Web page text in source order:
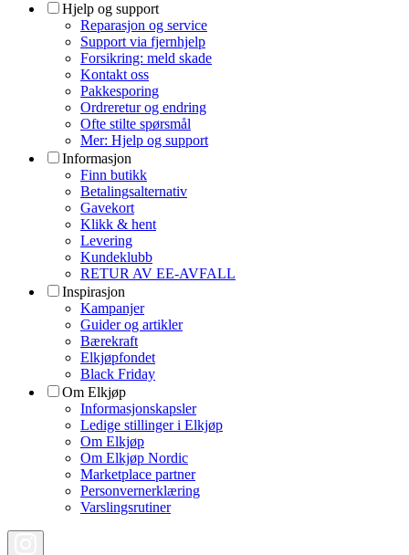
Hjelp og support
Reparasjon og service
Support via fjernhjelp
Forsikring: meld skade
Kontakt oss
Pakkesporing
Ordreretur og endring
Ofte stilte spørsmål
Mer: Hjelp og support
Informasjon
Finn butikk
Betalingsalternativ
Gavekort
Klikk & hent
Levering
Kundeklubb
RETUR AV EE-AVFALL
Inspirasjon
Kampanjer
Guider og artikler
Bærekraft
Elkjøpfondet
Black Friday
Om Elkjøp
Informasjonskapsler
Ledige stillinger i Elkjøp
Om Elkjøp
Om Elkjøp Nordic
Marketplace partner
Personvernerklæring
Varslingsrutiner